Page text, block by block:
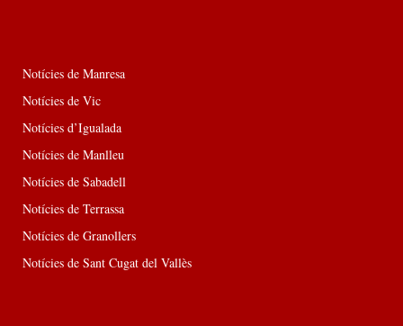
Notícies de Manresa
Notícies de Vic
Notícies d’Igualada
Notícies de Manlleu
Notícies de Sabadell
Notícies de Terrassa
Notícies de Granollers
Notícies de Sant Cugat del Vallès